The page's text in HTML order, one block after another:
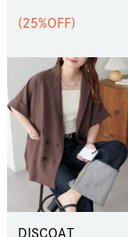
(25%OFF)
DISCOAT